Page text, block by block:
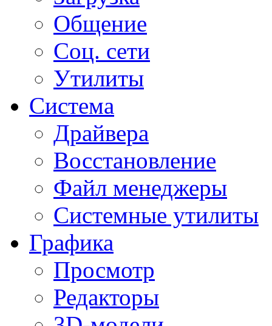
Общение
Соц. сети
Утилиты
Система
Драйвера
Восстановление
Файл менеджеры
Системные утилиты
Графика
Просмотр
Редакторы